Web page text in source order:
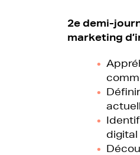
2e demi-
marketing
digital